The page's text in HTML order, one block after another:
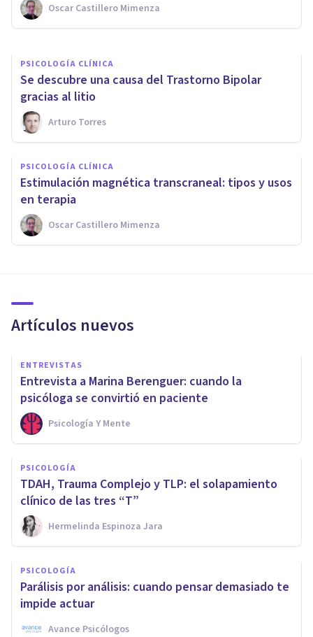
Oscar Castillero Mimenza
Oscar Castillero Mimenza
PSICOLOGÍA CLÍNICA
Se descubre una causa del Trastorno Bipolar
gracias al litio
Arturo Torres
PSICOLOGÍA CLÍNICA
Estimulación magnética transcraneal: tipos y usos
en terapia
Oscar Castillero Mimenza
Artículos nuevos
ENTREVISTAS
Entrevista a Marina Berenguer: cuando la
psicóloga se convirtió en paciente
Psicología Y Mente
PSICOLOGÍA
TDAH, Trauma Complejo y TLP: el solapamiento
clínico de las tres “T”
Hermelinda Espinoza Jara
PSICOLOGÍA
Parálisis por análisis: cuando pensar demasiado te
impide actuar
Avance Psicólogos